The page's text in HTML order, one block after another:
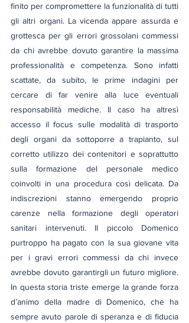
finito per compromettere la funzionalità di tutti
gli altri organi. La vicenda appare assurda e
grottesca per gli errori grossolani commessi
da chi avrebbe dovuto garantire la massima
professionalità e competenza. Sono infatti
scattate, da subito, le prime indagini per
cercare di far venire alla luce eventuali
responsabilità mediche. Il caso ha altresì
accesso il focus sulle modalità di trasporto
degli organi da sottoporre a trapianto, sul
corretto utilizzo dei contenitori e soprattutto
sulla formazione del personale medico
coinvolti in una procedura così delicata. Da
indiscrezioni stanno emergendo proprio
carenze nella formazione degli operatori
sanitari intervenuti. Il piccolo Domenico
purtroppo ha pagato con la sua giovane vita
per i gravi errori commessi da chi invece
avrebbe dovuto garantirgli un futuro migliore.
In questa storia triste emerge la grande forza
d’animo della madre di Domenico, che ha
sempre avuto parole di speranza e di fiducia